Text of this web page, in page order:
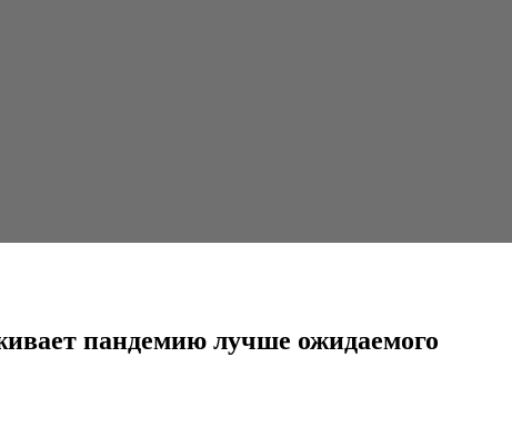
пандемию лучше ожидаемого